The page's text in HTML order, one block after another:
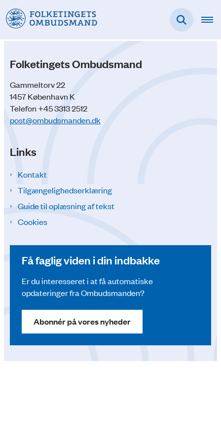
Folketingets Ombudsmand
Gammeltorv 22
1457 København K
Telefon +45 3313 2512
post@ombudsmanden.dk
Links
Kontakt
Tilgængelighedserklæring
Guide til oplæsning af tekst
Cookies
Få faglig viden i din indbakke
Er du interesseret i at få automatiske
opdateringer fra Ombudsmanden?
Abonnér på vores nyheder